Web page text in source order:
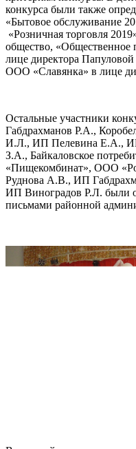
конкурса были также
«Бытовое обслуживание
«Розничная торговля
общество,
лице директора
ООО «Славянка» в лице
Остальные участники
Габдрахманов Р.А.,
И.Л., ИП Пелевина Е.А.,
З.А., Байкаловское
«Пищекомбинат», ООО
Руднова А.В., ИП
ИП Виноградов Р.Л. были
письмами районной